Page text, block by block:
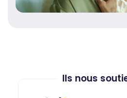
Ils nous